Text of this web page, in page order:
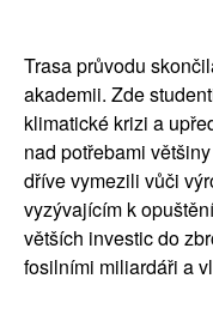
Trasa průvodu
akademii. Zde
klimatické krizi a
nad potřebami
dříve vymezili vůči
vyzývajícím k
větších investic do
fosilními miliardáři a